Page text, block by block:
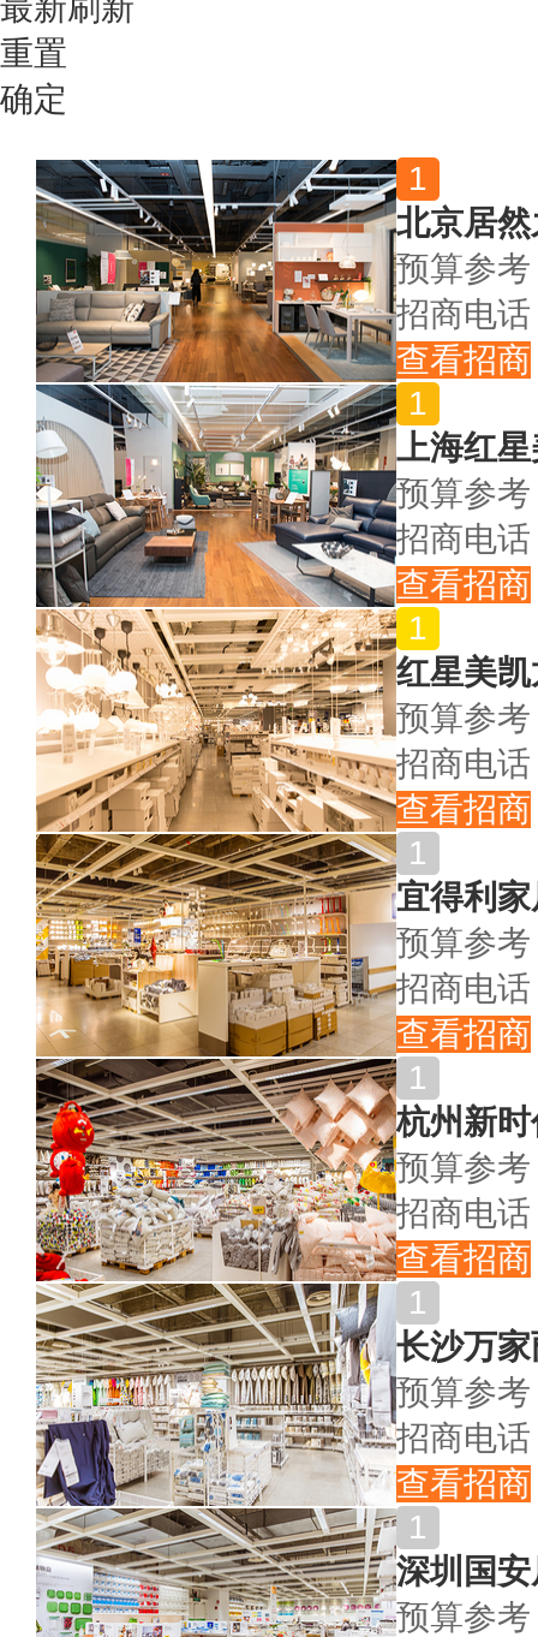
最新刷新
重置
确定
北京居
预算参考
招商电话
查看招商
上海红
预算参考
招商电话
查看招商
红星美
预算参考
招商电话
查看招商
宜得利
预算参考
招商电话
查看招商
杭州新
预算参考
招商电话
查看招商
长沙万
预算参考
招商电话
查看招商
深圳国
预算参考